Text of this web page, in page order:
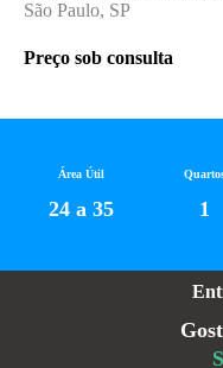
Área Útil
24 a 35 1
São Paulo, SP
Preço sob consulta